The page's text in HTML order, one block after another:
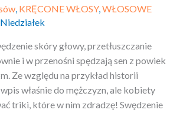
, KRĘCONE WŁOSY,WŁOSOWE
skóry głowy, przetłuszczanie
i w przenośni spędzają sen z powiek
Ze względu na przykład historii
właśnie do mężczyzn, ale kobiety
triki, które w nim zdradzę! Swędzenie